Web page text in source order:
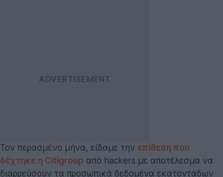
Τον περασμένο μήνα, είδαμε την επίθεση που
δέχτηκε η Citigroup από hackers με αποτέλεσμα να
διαρρεύσουν τα προσωπικά δεδομένα εκατοντάδων